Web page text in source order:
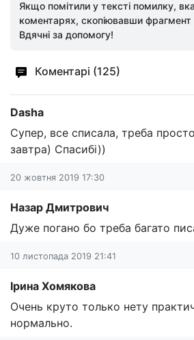
Якщо помітили у тексті помилку,
коментарях, скопіювавши
Вдячні за допомогу!
Коментарі (125)
Dasha
Супер, все списала, треба
завтра) Спасибі))
20 жовтня 2019 17:30
Назар Дмитрович
Дуже погано бо треба багато
10 листопада 2019 21:41
Ірина Хомякова
Очень круто только нету
нормально.